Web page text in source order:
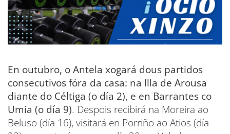
En outubro, o Antela xogará dous partidos
consecutivos fóra da casa: na Illa de Arousa
diante do Céltiga (o día 2), e en Barrantes co
Umia (o día 9). Despois recibirá na Moreira ao
Beluso (día 16), visitará en Porriño ao Atios (día